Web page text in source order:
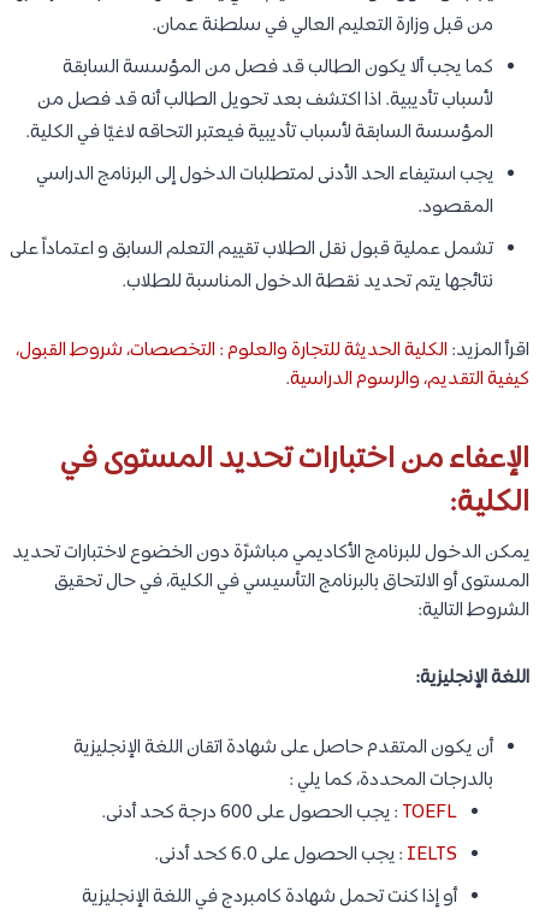
من قبل وزارة التعليم العالي في سلطنة عمان.
كما يجب ألا يكون الطالب قد فصل من المؤسسة السابقة
لأسباب تأديبية. اذا اكتشف بعد تحويل الطالب أنه قد فصل من
المؤسسة السابقة لأسباب تأديبية فيعتبر التحاقه لاغيًا في الكلية.
يجب استيفاء الحد الأدنى لمتطلبات الدخول إلى البرنامج الدراسي
المقصود.
تشمل عملية قبول نقل الطلاب تقييم التعلم السابق و اعتماداً على
نتائجها يتم تحديد نقطة الدخول المناسبة للطلاب.
اقرأ المزيد: الكلية الحديثة للتجارة والعلوم : التخصصات، شروط القبول،
كيفية التقديم، والرسوم الدراسية.
الإعفاء من اختبارات تحديد المستوى في
الكلية:
يمكن الدخول للبرنامج الأكاديمي مباشرًة دون الخضوع لاختبارات تحديد
المستوى أو الالتحاق بالبرنامج التأسيسي في الكلية، في حال تحقيق
الشروط التالية:
اللغة الإنجليزية:
أن يكون المتقدم حاصل على شهادة اتقان اللغة الإنجليزية
بالدرجات المحددة، كما يلي :
TOEFL : يجب الحصول على 600 درجة كحد أدنى.
IELTS : يجب الحصول على 6.0 كحد أدنى.
أو إذا كنت تحمل شهادة كامبردج في اللغة الإنجليزية